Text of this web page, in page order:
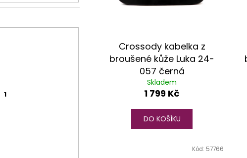
1
Crossody kabelka z
broušené kůže Luka 24-
057 černá
Skladem
1 799 Kč
DO KOŠÍKU
Kód: 57766